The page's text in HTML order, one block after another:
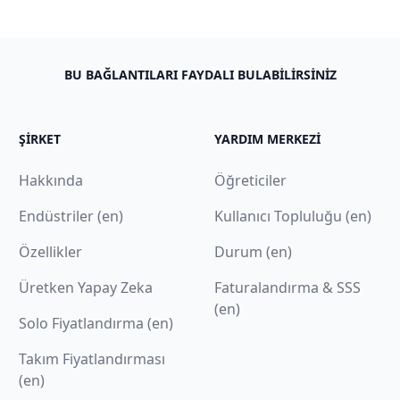
BU BAĞLANTILARI FAYDALI BULABILIRSINIZ
ŞIRKET
Hakkında
Endüstriler (en)
Özellikler
Üretken Yapay Zeka
Solo Fiyatlandırma (en)
Takım Fiyatlandırması
(en)
YARDIM MERKEZI
Öğreticiler
Kullanıcı Topluluğu (en)
Durum (en)
Faturalandırma & SSS
(en)